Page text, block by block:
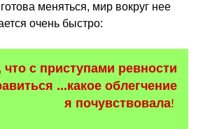
меняться, мир вокруг нее
очень быстро:
что с приступами ревности
...какое облегчение
я почувствовала!